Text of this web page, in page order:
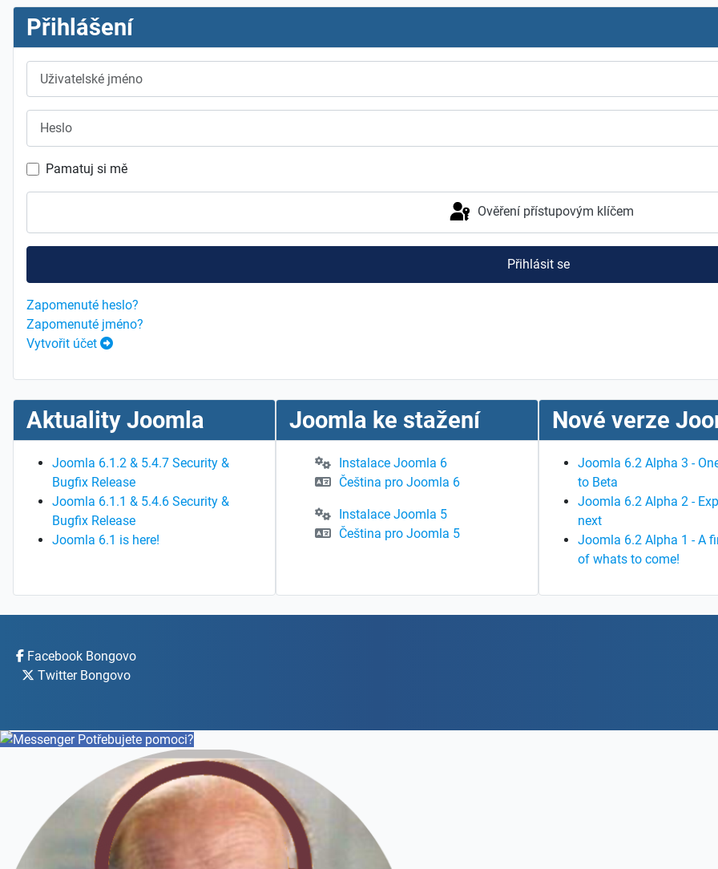
Přihlášení
Pamatuj si mě
Ověření přístupovým klíčem
Přihlásit se
Zapomenuté heslo?
Zapomenuté jméno?
Vytvořit účet
Aktuality Joomla
Joomla 6.1.2 & 5.4.7 Security &
Bugfix Release
Joomla 6.1.1 & 5.4.6 Security &
Bugfix Release
Joomla 6.1 is here!
Joomla ke stažení
Instalace Joomla 6
Čeština pro Joomla 6
Instalace Joomla 5
Čeština pro Joomla 5
Nové verze
Joomla 6.2 Alpha 3 -
to Beta
Joomla 6.2 Alpha 2 -
next
Joomla 6.2 Alpha 1 - A
of whats to come!
Facebook Bongovo
Twitter Bongovo
Potřebujete pomoci?